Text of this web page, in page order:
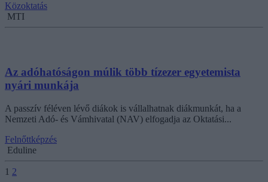
Közoktatás
MTI
Az adóhatóságon múlik több tízezer egyetemista
nyári munkája
A passzív féléven lévő diákok is vállalhatnak diákmunkát, ha a
Nemzeti Adó- és Vámhivatal (NAV) elfogadja az Oktatási...
Felnőttképzés
Eduline
1 2